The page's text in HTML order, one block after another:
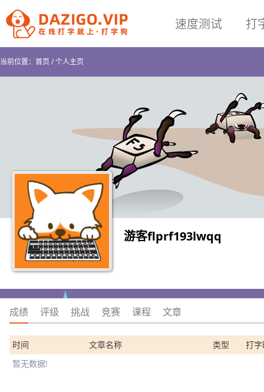
速度测试 打
当前位置： 首页/个人主页
游客flprf193lwqq
成绩 评级 挑战 竞赛 课程 文章
时间 文章名称 类型
打
暂无数据!